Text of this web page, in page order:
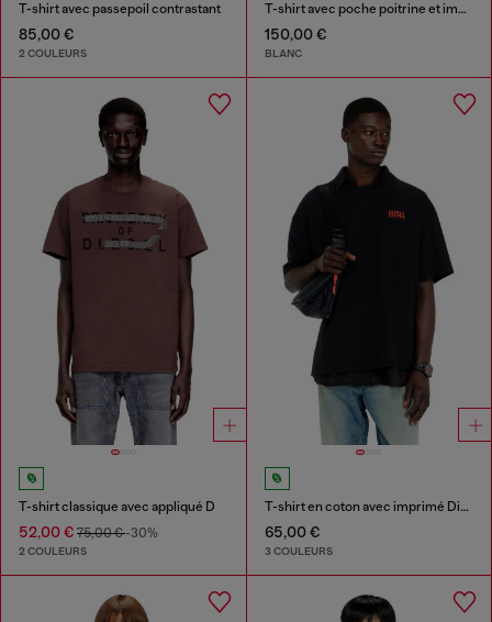
T-shirt avec passepoil contrastant
85,00 €
2 COULEURS
T-shirt avec poche poitrine et imprimé graphique
150,00 €
BLANC
T-shirt classique avec appliqué D
52,00 € 75,00 €-30%
2 COULEURS
T-shirt en coton avec imprimé Diesel Biscotto
65,00 €
3 COULEURS